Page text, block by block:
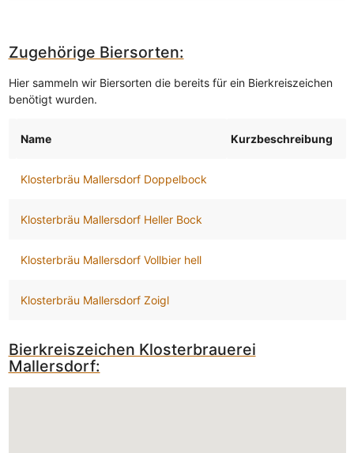
Zugehörige Biersorten:
Hier sammeln wir Biersorten die bereits für ein Bierkreiszeichen
benötigt wurden.
Name Kurzbeschreibung
Klosterbräu Mallersdorf Doppelbock
Klosterbräu Mallersdorf Heller Bock
Klosterbräu Mallersdorf Vollbier hell
Klosterbräu Mallersdorf Zoigl
Bierkreiszeichen Klosterbrauerei
Mallersdorf: